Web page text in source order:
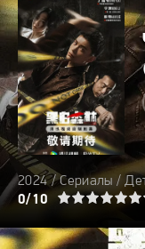
2024 /Сериалы /
0/10
4 5 6 7 8 9 10